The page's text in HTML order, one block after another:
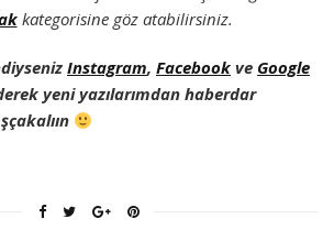
kategorisine göz atabilirsiniz.
Instagram, Facebook ve Google
yeni yazılarımdan haberdar